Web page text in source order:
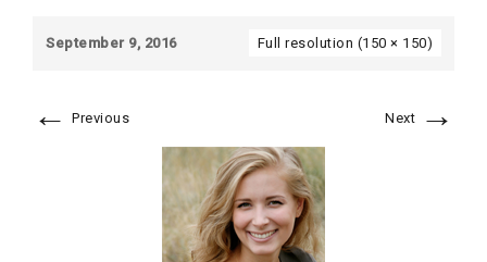
September 9, 2016 Full resolution (150 × 150)
← Previous Next →